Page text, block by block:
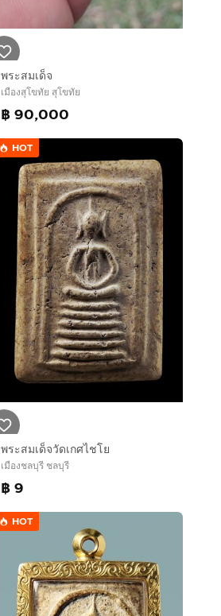
พระสมเด็จ
เมืองสุโขทัย สุโขทัย
฿ 90,000
HOT
พระสมเด็จวัดเกศไชโย
เมืองชลบุรี ชลบุรี
฿ 9
HOT